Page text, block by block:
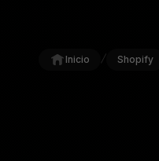
Inicio / Shopify